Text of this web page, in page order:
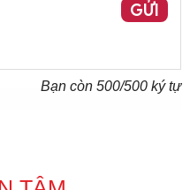
GỬI
Bạn còn 500/500 ký tự